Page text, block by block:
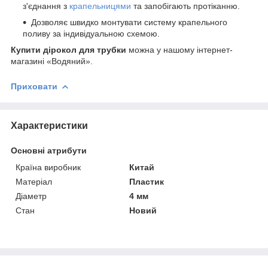
з'єднання з крапельницями та запобігають протіканню.
Дозволяє швидко монтувати систему крапельного
поливу за індивідуальною схемою.
Купити дірокол для трубки можна у нашому інтернет-
магазині «Водяний».
Приховати
Характеристики
Основні атрибути
Країна виробник
Китай
Матеріал
Пластик
Діаметр
4 мм
Стан
Новий